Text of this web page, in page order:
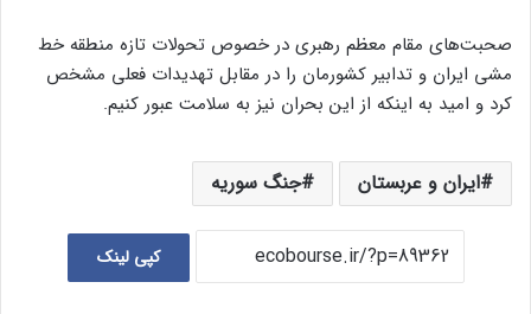
صحبت‌های مقام معظم رهبری در خصوص تحولات تازه منطقه خط
مشی ایران و تدابیر کشورمان را در مقابل تهدیدات فعلی مشخص
کرد و امید به اینکه از این بحران نیز به سلامت عبور کنیم.
ایران و عربستان جنگ سوریه
کپی لینک